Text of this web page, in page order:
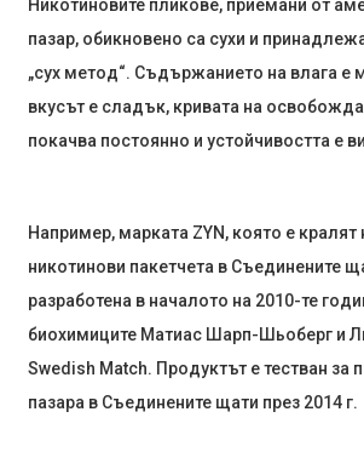
Никотиновите пликове, приемани от
пазар, обикновено са сухи и
„сух метод“. Съдържанието на влага е
вкусът е сладък, кривата на
покачва постоянно и устойчивостта е
Например, марката ZYN, която е кралят
никотинови пакетчета в Съединените
разработена в началото на 2010-те
биохимиците Матиас Шарп-Шьоберг и
Swedish Match. Продуктът е тестван за
пазара в Съединените щати през 2014 г.